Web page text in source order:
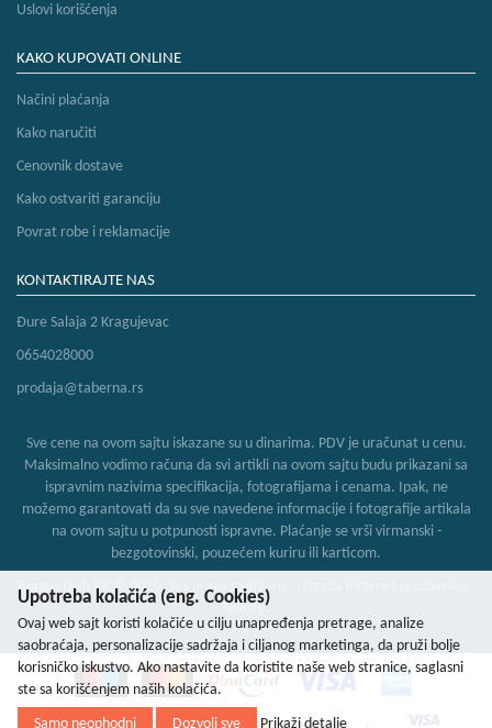
Uslovi korišćenja
KAKO KUPOVATI ONLINE
Načini plaćanja
Kako naručiti
Cenovnik dostave
Kako ostvariti garanciju
Povrat robe i reklamacije
KONTAKTIRAJTE NAS
Đure Salaja 2 Kragujevac
0654028000
prodaja@taberna.rs
Sve cene na ovom sajtu iskazane su u dinarima. PDV je uračunat u cenu.
Maksimalno vodimo računa da svi artikli na ovom sajtu budu prikazani sa
ispravnim nazivima specifikacija, fotografijama i cenama. Ipak, ne
možemo garantovati da su sve navedene informacije i fotografije artikala
na ovom sajtu u potpunosti ispravne. Plaćanje se vrši virmanski -
bezgotovinski, pouzećem kuriru ili karticom.
Borsso-tech PR © 2026. Sva prava zadržana. -
Selltico.
Upotreba kolačića (eng. Cookies)
Ovaj web sajt koristi kolačiće u cilju unapređenja pretrage, analize
saobraćaja, personalizacije sadržaja i ciljanog marketinga, da pruži bolje
korisničko iskustvo. Ako nastavite da koristite naše web stranice, saglasni
ste sa korišćenjem naših kolačića.
Samo neophodni Dozvoli sve Prikaži detalje